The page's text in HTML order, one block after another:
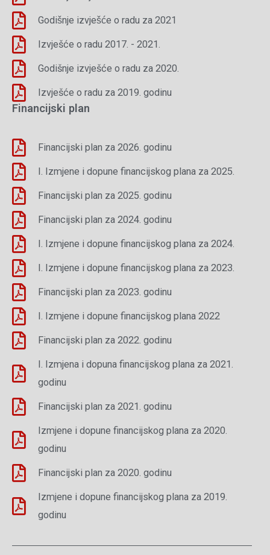
Godišnje izvješće o radu za 2021
Izvješće o radu 2017. - 2021.
Godišnje izvješće o radu za 2020.
Izvješće o radu za 2019. godinu
Financijski plan
Financijski plan za 2026. godinu
I. Izmjene i dopune financijskog plana za 2025.
Financijski plan za 2025. godinu
Financijski plan za 2024. godinu
I. Izmjene i dopune financijskog plana za 2024.
I. Izmjene i dopune financijskog plana za 2023.
Financijski plan za 2023. godinu
I. Izmjene i dopune financijskog plana 2022
Financijski plan za 2022. godinu
I. Izmjena i dopuna financijskog plana za 2021.
godinu
Financijski plan za 2021. godinu
Izmjene i dopune financijskog plana za 2020.
godinu
Financijski plan za 2020. godinu
Izmjene i dopune financijskog plana za 2019.
godinu